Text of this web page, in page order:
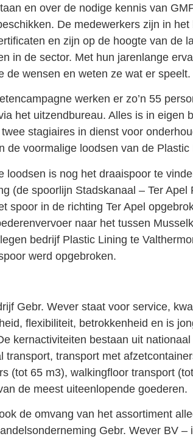
en over de nodige kennis van
De medewerkers zijn in het
en zijn op de hoogte van de
in de sector. Met hun jarenlange
de wensen en weten ze wat er speelt.
werken er zo’n 55
het uitzendbureau. Alles is in eigen
stagiaires in dienst voor
de voormalige loodsen van de Plastic
loodsen is nog het draaispoor te
(de spoorlijn Stadskanaal – Ter Apel
spoor in de richting Ter Apel
naar het tussen
bedrijf Plastic Lining te
werd opgebroken.
Gebr. Wever staat voor service,
flexibiliteit, betrokkenheid en is
kernactiviteiten bestaan uit nationaal
transport, transport met
(tot 65 m3), walkingfloor transport
de meest uiteenlopende goederen.
de omvang van het assortiment
Gebr. Wever BV –